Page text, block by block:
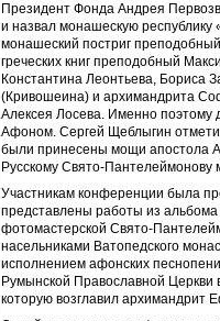
Президент Фонда Андрея
и назвал монашескую республику
монашеский постриг
греческих книг преподобный
Константина Леонтьева, Бориса
(Кривошеина) и архимандрита
Алексея Лосева. Именно поэтому
Афоном. Сергей Щеблыгин
были принесены мощи апостола
Русскому Свято-Пантелеймонову
Участникам конференции была
представлены работы из альбома
фотомастерской Свято-
насельниками Ватопедского
исполнением афонских
Румынской Православной Церкви
которую возглавил архимандрит